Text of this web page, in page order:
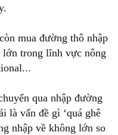
mua đường thô nhập
lớn trong lĩnh vực nông
qua nhập đường
là vấn đề gì ‘quá ghê
nhập về không lớn so